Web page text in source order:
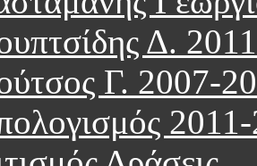
Δ.
Γ. 2007-